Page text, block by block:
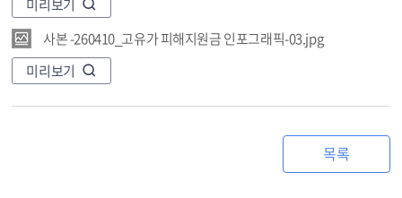
미리보기
사본 -260410_고유가 피해지원금 인포그래픽-03.jpg
미리보기
목록